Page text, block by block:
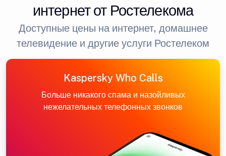
интернет от Ростелекома
Доступные цены на интернет, домашнее
телевидение и другие услуги Ростелеком
Kaspersky Who Calls
Больше никакого спама и назойливых
нежелательных телефонных звонков